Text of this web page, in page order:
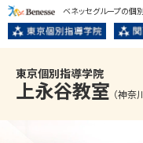
ベネッセグループの個
東京個別指導学院
上永谷教室 （神